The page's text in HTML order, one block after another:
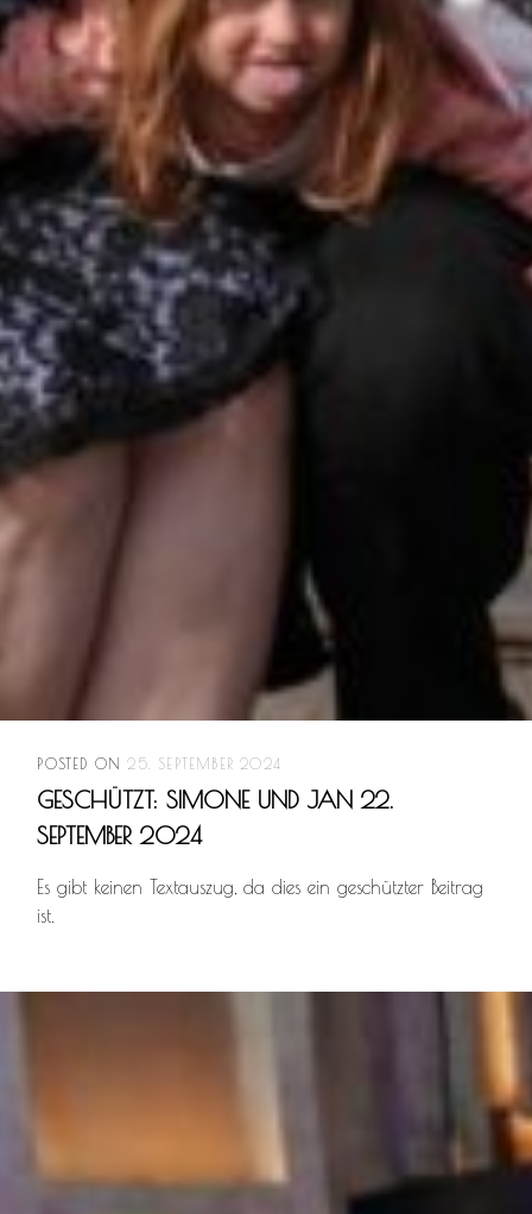
POSTED ON25. SEPTEMBER 2024
GESCHÜTZT: SIMONE UND JAN 22.
SEPTEMBER 2024
Es gibt keinen Textauszug, da dies ein geschützter Beitrag
ist.